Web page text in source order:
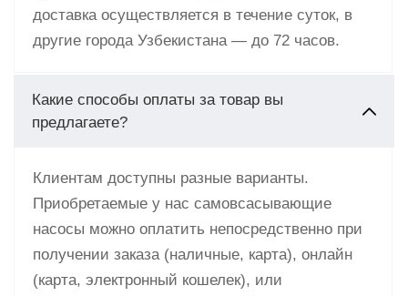
доставка осуществляется в течение суток, в
другие города Узбекистана — до 72 часов.
Какие способы оплаты за товар вы
предлагаете?
Клиентам доступны разные варианты.
Приобретаемые у нас самовсасывающие
насосы можно оплатить непосредственно при
получении заказа (наличные, карта), онлайн
(карта, электронный кошелек), или